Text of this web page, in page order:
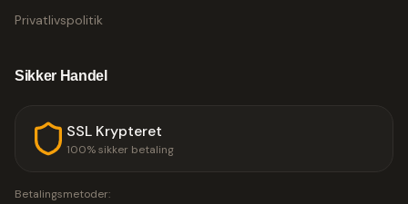
Privatlivspolitik
Sikker Handel
SSL Krypteret
100% sikker betaling
Betalingsmetoder: